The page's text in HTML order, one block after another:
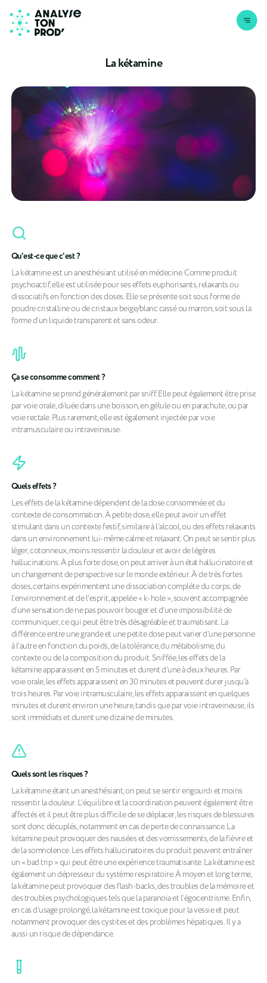
Aller au contenu
La kétamine
Qu'est-ce que c'est ?
La kétamine est un anesthésiant utilisé en médecine. Comme produit
psychoactif, elle est utilisée pour ses effets euphorisants, relaxants ou
dissociatifs en fonction des doses. Elle se présente soit sous forme de
poudre cristalline ou de cristaux beige/blanc cassé ou marron, soit sous la
forme d’un liquide transparent et sans odeur.
Ça se consomme comment ?
La kétamine se prend généralement par sniff. Elle peut également être prise
par voie orale, diluée dans une boisson, en gélule ou en parachute, ou par
voie rectale. Plus rarement, elle est également injectée par voie
intramusculaire ou intraveineuse.
Quels effets ?
Les effets de la kétamine dépendent de la dose consommée et du
contexte de consommation. À petite dose, elle peut avoir un effet
stimulant dans un contexte festif, similaire à l’alcool, ou des effets relaxants
dans un environnement lui-même calme et relaxant. On peut se sentir plus
léger, cotonneux, moins ressentir la douleur et avoir de légères
hallucinations. À plus forte dose, on peut arriver à un état hallucinatoire et
un changement de perspective sur le monde extérieur. À de très fortes
doses, certains expérimentent une dissociation complète du corps, de
l’environnement et de l’esprit, appelée « k-hole », souvent accompagnée
d’une sensation de ne pas pouvoir bouger et d’une impossibilité de
communiquer, ce qui peut être très désagréable et traumatisant. La
différence entre une grande et une petite dose peut varier d’une personne
à l’autre en fonction du poids, de la tolérance, du métabolisme, du
contexte ou de la composition du produit. Sniffée, les effets de la
kétamine apparaissent en 5 minutes et durent d’une à deux heures. Par
voie orale, les effets apparaissent en 30 minutes et peuvent durer jusqu’à
trois heures. Par voie intramusculaire, les effets apparaissent en quelques
minutes et durent environ une heure, tandis que par voie intraveineuse, ils
sont immédiats et durent une dizaine de minutes.
Quels sont les risques ?
La kétamine étant un anesthésiant, on peut se sentir engourdi et moins
ressentir la douleur. L’équilibre et la coordination peuvent également être
affectés et il peut être plus difficile de se déplacer, les risques de blessures
sont donc décuplés, notamment en cas de perte de connaissance. La
kétamine peut provoquer des nausées et des vomissements, de la fièvre et
de la somnolence. Les effets hallucinatoires du produit peuvent entraîner
un « bad trip » qui peut être une expérience traumatisante. La kétamine est
également un dépresseur du système respiratoire. À moyen et long terme,
la kétamine peut provoquer des flash-backs, des troubles de la mémoire et
des troubles psychologiques tels que la paranoïa et l’égocentrisme. Enfin,
en cas d’usage prolongé, la kétamine est toxique pour la vessie et peut
notamment provoquer des cystites et des problèmes hépatiques. Il y a
aussi un risque de dépendance.